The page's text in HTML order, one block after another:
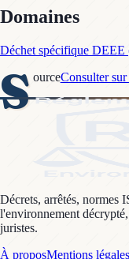
Domaines
Déchet spécifique
S ourceConsulter
Décrets, arrêtés, normes
l'environnement
juristes.
À proposMentions légales